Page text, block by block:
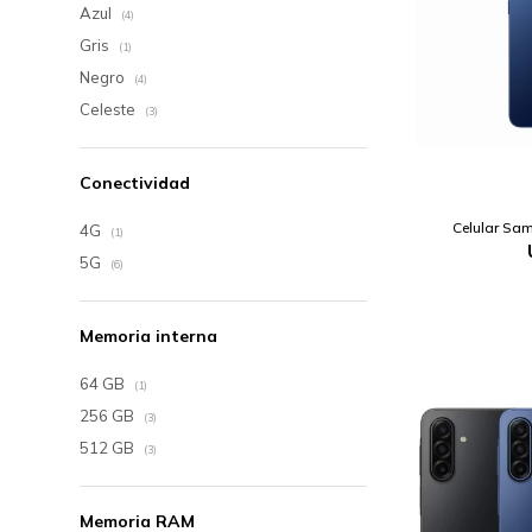
Celular
Azul (4)
Gris (1)
Negro (4)
Celeste (3)
Conectividad
4G (1)
5G (6)
Memoria interna
64 GB (1)
256 GB (3)
512 GB (3)
Memoria RAM